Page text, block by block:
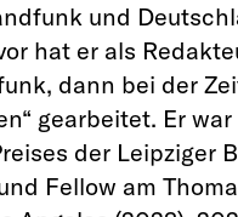
und
hat er als
dann bei der
gearbeitet. Er
der Leipziger
Fellow am